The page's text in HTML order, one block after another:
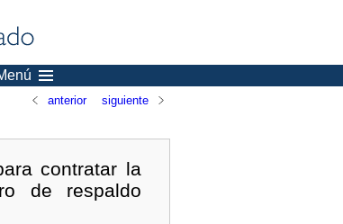
anterior siguiente
contratar la
de respaldo